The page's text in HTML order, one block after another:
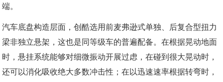
端。
汽车底盘构造层面，创酷选用前麦弗逊式单独、后复合型扭力
梁非独立悬架，这也是同等级车的普遍配备。在根据晃动地面
时，悬挂系统能够对细微振动开展过虑，在碰到很大晃动时，
还可以消化吸收绝大多数冲击性；在以迅速速率根据转弯时，